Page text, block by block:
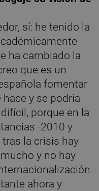
sí: he tenido la
ha cambiado la
que es un
fomentar
hace y se podría
porque en la
-2010 y
la crisis hay
y no hay
ahora y